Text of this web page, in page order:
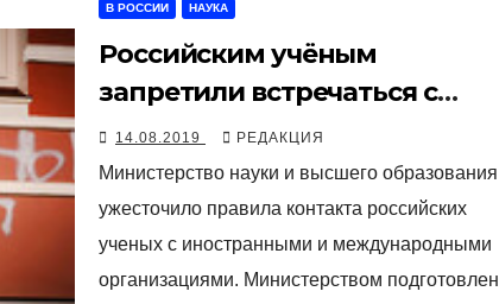
В РОССИИ НАУКА
Российским учёным
запретили встречаться с
иностранными коллегами без
разрешения Минобрнауки
14.08.2019 РЕДАКЦИЯ
Министерство науки и высшего образования
ужесточило правила контакта российских
ученых с иностранными и международными
организациями. Министерством подготовлен